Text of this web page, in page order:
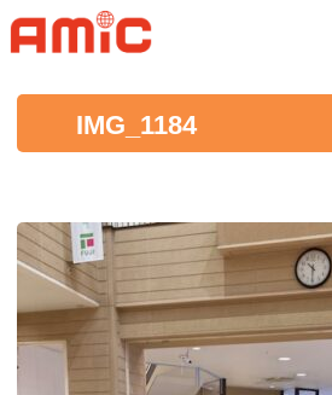
IMG_1184